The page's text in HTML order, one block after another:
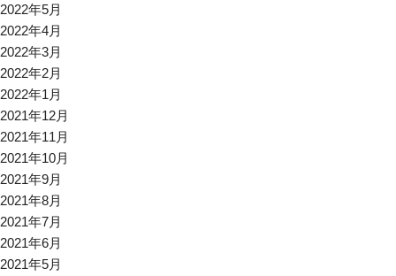
2022年5月
2022年4月
2022年3月
2022年2月
2022年1月
2021年12月
2021年11月
2021年10月
2021年9月
2021年8月
2021年7月
2021年6月
2021年5月